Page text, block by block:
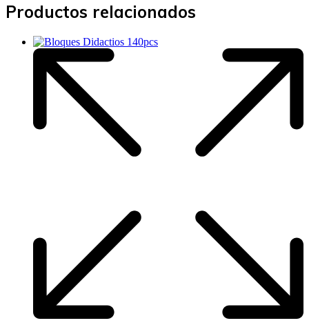
Productos relacionados